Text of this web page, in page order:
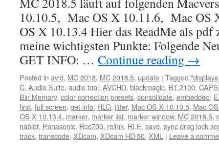
10.10.5, Mac OS X 10.11.6, Mac OS
OS X 10.13.4 Hier das ReadMe als pdf
meine wichtigsten Punkte: Folgende
GET INFO: … Continue reading →
Posted in avid, MC 2018, MC 2018.5, update | Tagged
C, Audio Suite, audio tool, AVCHD, blackmagic, BT.2100,
Bin Memory, color correction presets, consolidate, embedded,
find, full screen, get info, HLG, jitter, Mac OS X 10.10.5, Mac
OS X 10.13.4, marker, marker list, marker window, MC 2018.5,
nablet, Panasonic, Rec709, relink, RLE, save, sync drag lock
track, transcode, XDcam, XDcam HD 50, XML | Leave a